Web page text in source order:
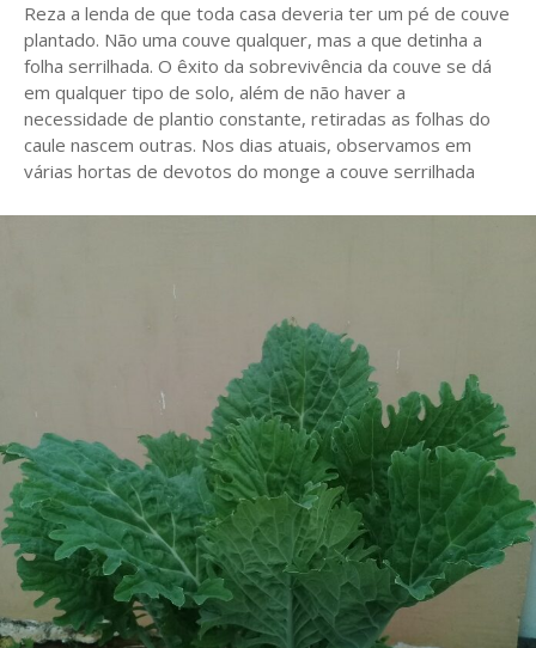
Reza a lenda de que toda casa deveria ter um pé de couve
plantado. Não uma couve qualquer, mas a que detinha a
folha serrilhada. O êxito da sobrevivência da couve se dá
em qualquer tipo de solo, além de não haver a
necessidade de plantio constante, retiradas as folhas do
caule nascem outras. Nos dias atuais, observamos em
várias hortas de devotos do monge a couve serrilhada